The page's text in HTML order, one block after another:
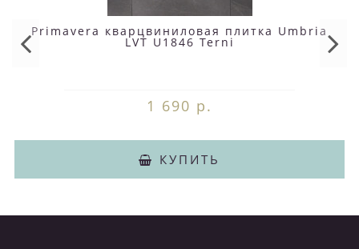
Primavera кварцвиниловая плитка Umbria
LVT U1846 Terni
1 690 р.
КУПИТЬ